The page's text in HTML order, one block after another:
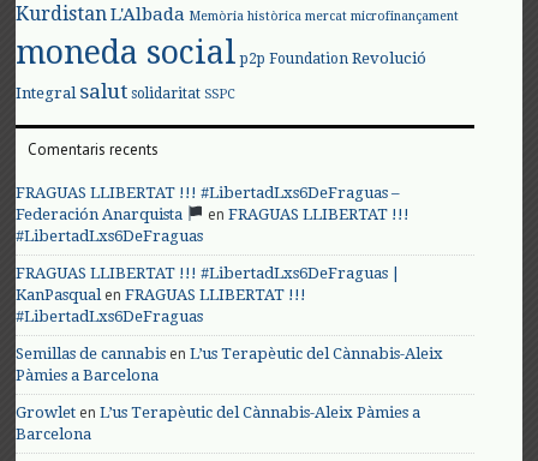
KurdistanL'Albada Memòria històrica mercat microfinançament
moneda social p2p Foundation Revolució
Integral salut solidaritat SSPC
Comentaris recents
FRAGUAS LLIBERTAT !!! #LibertadLxs6DeFraguas –
Federación Anarquista
enFRAGUAS LLIBERTAT !!!
#LibertadLxs6DeFraguas
FRAGUAS LLIBERTAT !!! #LibertadLxs6DeFraguas |
KanPasqualenFRAGUAS LLIBERTAT !!!
#LibertadLxs6DeFraguas
Semillas de cannabis enL’us Terapèutic del Cànnabis-Aleix
Pàmies a Barcelona
Growlet enL’us Terapèutic del Cànnabis-Aleix Pàmies a
Barcelona